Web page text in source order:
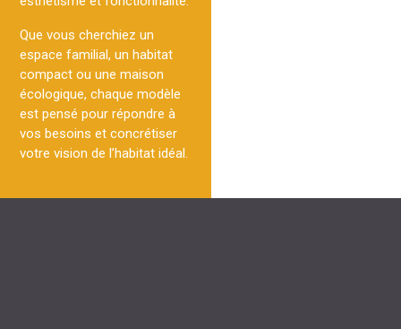
Que vous cherchiez un
espace familial, un habitat
compact ou une maison
écologique, chaque modèle
est pensé pour répondre à
vos besoins et concrétiser
votre vision de l’habitat idéal.